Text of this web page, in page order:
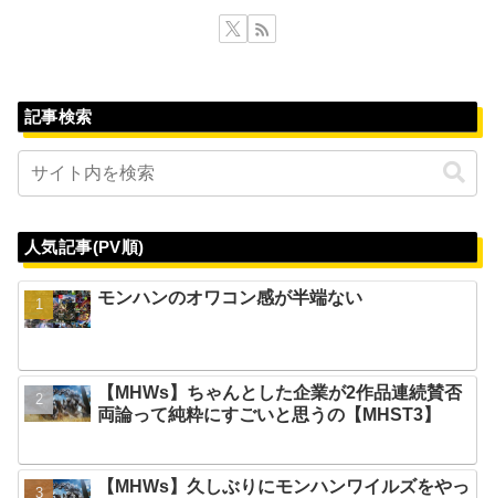
記事検索
人気記事(PV順)
モンハンのオワコン感が半端ない
【MHWs】ちゃんとした企業が2作品連続賛否
両論って純粋にすごいと思うの【MHST3】
【MHWs】久しぶりにモンハンワイルズをやっ